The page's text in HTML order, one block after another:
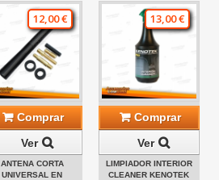
12,00 €
Comprar
Ver
ANTENA CORTA
UNIVERSAL EN
13,00 €
Comprar
Ver
LIMPIADOR INTERIOR
CLEANER KENOTEK